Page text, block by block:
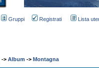
Gruppi Registrati Lista
-> Album -> Montagna